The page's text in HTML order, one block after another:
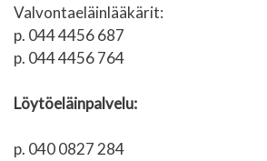
Valvontaeläinlääkärit:
p. 044 4456 687
p. 044 4456 764
Löytöeläinpalvelu:
p. 040 0827 284